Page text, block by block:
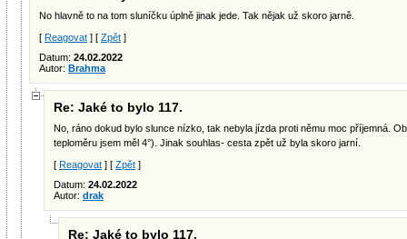
No hlavně to na tom sluníčku úplně jinak jede. Tak nějak už skoro jarně.
[ Reagovat ] [ Zpět ]
Datum: 24.02.2022
Autor: Brahma
Re: Jaké to bylo 117.
No, ráno dokud bylo slunce nízko, tak nebyla jízda proti němu moc příjemná.
teploměru jsem měl 4°). Jinak souhlas- cesta zpět už byla skoro jarní.
[ Reagovat ] [ Zpět ]
Datum: 24.02.2022
Autor: drak
Re: Jaké to bylo 117.